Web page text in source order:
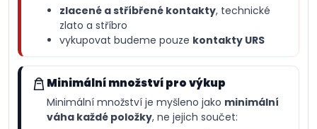
zlacené a stříbřené kontakty, technické
zlato a stříbro
vykupovat budeme pouze kontakty URS
Minimální množství pro výkup
Minimální množství je myšleno jako minimální
váha každé položky, ne jejich součet: